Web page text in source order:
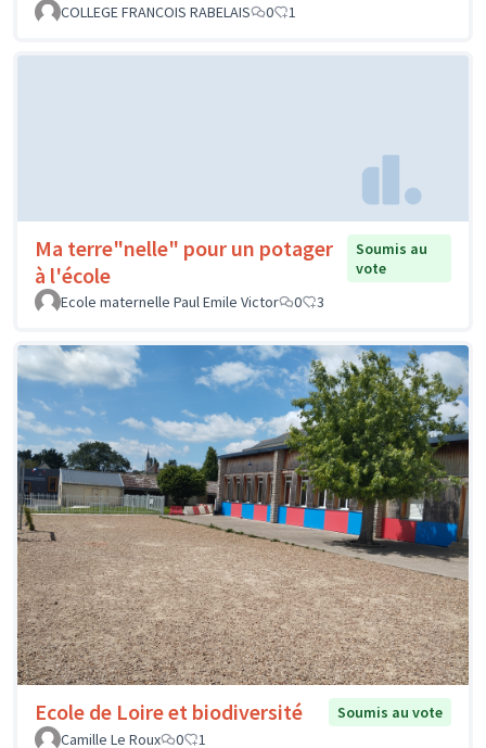
COLLEGE FRANCOIS RABELAIS
0 1
Ma terre"nelle" pour un potager
à l'école
Soumis au
vote
Ecole maternelle Paul Emile Victor
0 3
Ecole de Loire et biodiversité
Soumis au vote
Camille Le Roux
0 1